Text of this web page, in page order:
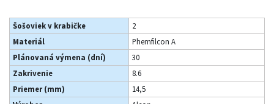
Šošoviek v krabičke
2
Materiál
Phemfilcon A
Plánovaná výmena (dní)
30
Zakrivenie
8.6
Priemer (mm)
14,5